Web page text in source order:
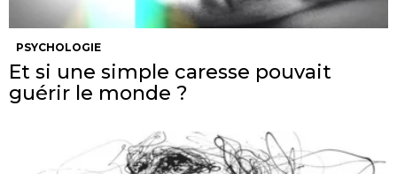
PSYCHOLOGIE
Et si une simple caresse pouvait
guérir le monde ?